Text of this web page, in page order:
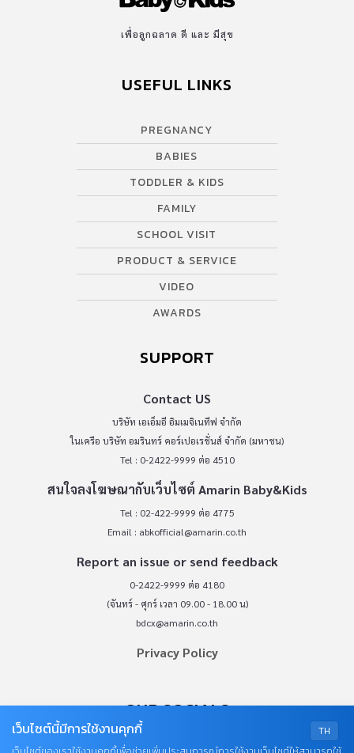
การคลอดธรรมชาติ นายแพทย์ นพเมศฐ์ ศรีจารุสิทธิ์ สูตินารีแพทย์
ประจำแผนกสุขภาพสตรี โรงพยาบาลพริ้นซ์ สุวรรณภูมิ ให้ความรู้เพิ่ม
คลอดของแม่ผ่านทางจมูก ช่องปากและผิวหนัง จุลินทรีย์เหล่านี้จะไป
ภูมิคุ้มกันธรรมชาติ ลดความเสี่ยงต่อการเกิดภูมิแพ้ต่าง ๆ ซึ่งนั่นเป็น
เพียงข้อได้เปรียบหนึ่งเท่านั้น แต่ไม่ได้หมายความว่าเด็กผ่าคลอดจะมี
สุขภาพอ่อนแอกว่าเด็กคลอดธรรมชาติ เพียงคุณแม่เสริมโภชนาการให้
ลูกด้วยอาหารที่มีไมโครไบโอม ก็ช่วยสร้างสุขภาพที่ดีให้ลูกน้อยได้เช่น
กัน” Commensal MicroBiomeกุญแจเสริมแกร่งรอบด้านให้ เด็กผ่า
คลอด กุญแจสำคัญที่ช่วยเสริมให้เด็กผ่าคลอดมีสุขภาพแข็งแรง พร้อม
เติบโต และพัฒนาการที่เหมาะสม คือการได้รับสารอาหารสำคัญตั้งแต่
แรกเกิดอย่าง 2’FL (2’-Fucosyllactose) ใยอาหารธรรมชาติที่พบได้
มากที่สุดในนมแม่ ช่วยให้ลำไส้แข็งแรง ส่งเสริมจุลินทรีย์สุขภาพ และ
กระตุ้นภูมิคุ้มกัน และอีกหนึ่งกุญแจสำคัญคือ MFGM (Milk Fat […]
เพื่อลูกฉลาด ดี และ มีสุข
USEFUL LINKS
PREGNANCY
BABIES
TODDLER & KIDS
FAMILY
SCHOOL VISIT
PRODUCT & SERVICE
VIDEO
AWARDS
SUPPORT
Contact US
บริษัท เอเอ็มอี อิมเมจิเนทีฟ จำกัด
ในเครือ บริษัท อมรินทร์ คอร์เปอเรชั่นส์ จำกัด (มหาชน)
Tel : 0-2422-9999 ต่อ 4510
สนใจลงโฆษณากับเว็บไซต์ Amarin Baby&Kids
Tel : 02-422-9999 ต่อ 4775
Email : abkofficial@amarin.co.th
Report an issue or send feedback
0-2422-9999 ต่อ 4180
(จันทร์ - ศุกร์ เวลา 09.00 - 18.00 น)
bdcx@amarin.co.th
Privacy Policy
OUR SOCIALS
TH
เว็บไซต์นี้มีการใช้งานคุกกี้